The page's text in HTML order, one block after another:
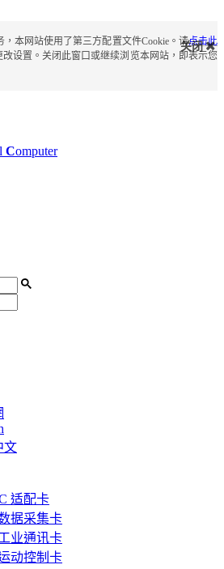
本网站使用了第三方配置文件Cookie。请点击此
设置。关闭此窗口或继续浏览本网站，即表示您
关闭
Computer
文
适配卡
据采集卡
业通讯卡
动控制卡